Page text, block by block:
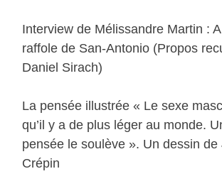
Interview de Mélissandre Martin :
raffole de San-Antonio (Propos
Daniel Sirach)
La pensée illustrée « Le sexe
qu’il y a de plus léger au monde.
pensée le soulève ». Un dessin de
Crépin